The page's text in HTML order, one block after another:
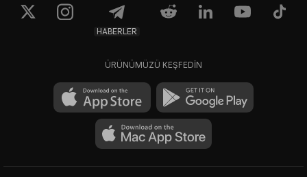
HABERLER
ÜRÜNÜMÜZÜ KEŞFEDİN